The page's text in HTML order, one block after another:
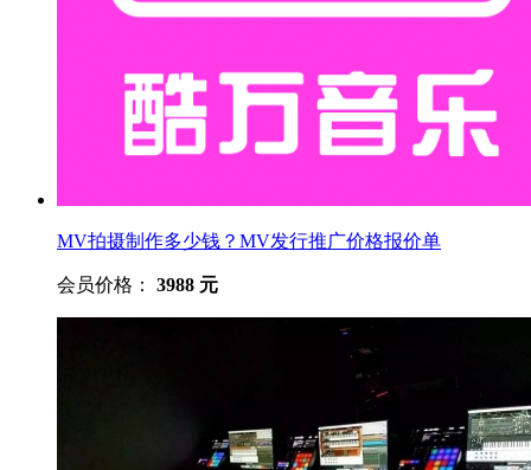
MV拍摄制作多少钱？MV发行推广价格报价单
会员价格： 3988 元